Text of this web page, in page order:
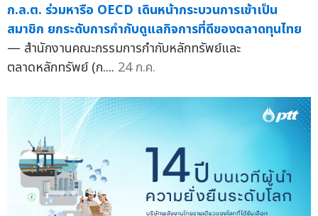
ก.ล.ต. ร่วมหารือ OECD เดินหน้ากระบวนการเข้าเป็น
สมาชิก ยกระดับการกำกับดูแลกิจการที่ดีของตลาดทุนไทย
— สำนักงานคณะกรรมการกำกับหลักทรัพย์และ
ตลาดหลักทรัพย์ (ก.... 24 ก.ค.